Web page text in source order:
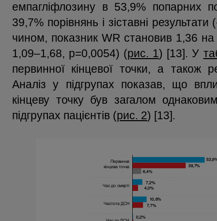
емпагліфлозину в 53,9% попарних
39,7% порівнянь і зіставні
чином, показник WR становив 1,36
1,09–1,68, р=0,0054) (рис. 1) [13]. У
первинної кінцевої точки, а також
Аналіз у підгрупах показав, що
кінцеву точку був загалом
підгрупах пацієнтів (рис. 2) [13].